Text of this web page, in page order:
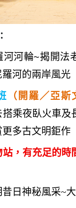
河河輪~揭開法
河的兩岸風光
（開羅／亞
搭乘夜臥火車及
多古文明鉅作
站，有充足的時
日神秘風采~大